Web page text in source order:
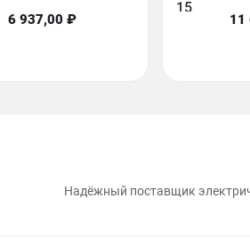
6 937,00 ₽
15
11
Надёжный поставщик